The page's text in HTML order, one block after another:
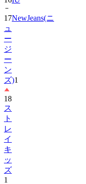
17NewJeans(ニ
ュ
ー
ジ
ー
ン
ズ)1
18
ス
ト
レ
イ
キ
ッ
ズ
1